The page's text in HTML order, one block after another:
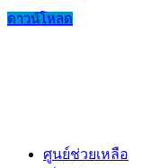
ดาวน์โหลด
ศูนย์ช่วยเหลือ